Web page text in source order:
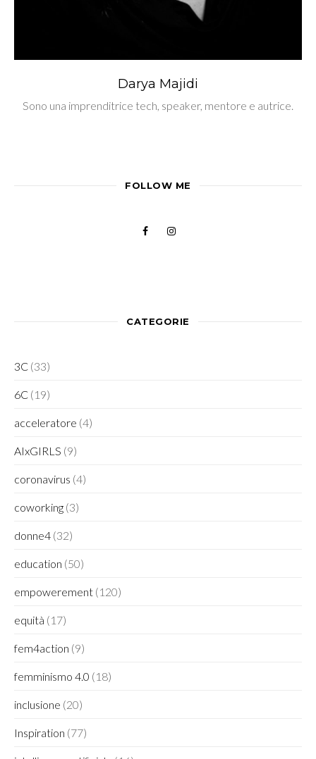
Darya Majidi
Sono una imprenditrice tech, speaker, mentore e autrice.
FOLLOW ME
CATEGORIE
3C (33)
6C (19)
acceleratore (4)
AIxGIRLS (9)
coronavirus (4)
coworking (3)
donne4 (32)
education (50)
empowerement (120)
equità (17)
fem4action (9)
femminismo 4.0 (18)
inclusione (20)
Inspiration (77)